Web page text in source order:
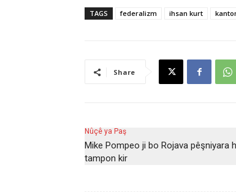
TAGS federalizm ihsan kurt
Share
Nûçê ya Paş
Mike Pompeo ji bo Rojava pêşniyara
tampon kir